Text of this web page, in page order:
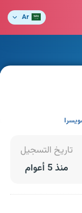
Ar
تاريخ التسجيل
منذ 5 أعوام